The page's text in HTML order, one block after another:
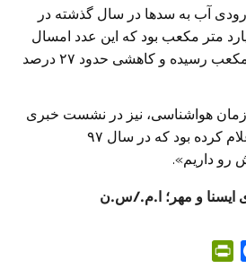
آب به سدها در سال گذشته در
تقریبا ۱۴ میلیارد متر مکعب بود که این عدد امسال
به حدود ۱۰میلیارد متر مکعب رسیده و کاهشی حدود ۲۷ درصد
هواشناسی، نیز در نشست خبری
خود در پایان سال ۹۶ اعلام کرده بود که در سال ۹۷
داریم».
ایسنا و مهر؛ ا.م./س.ن